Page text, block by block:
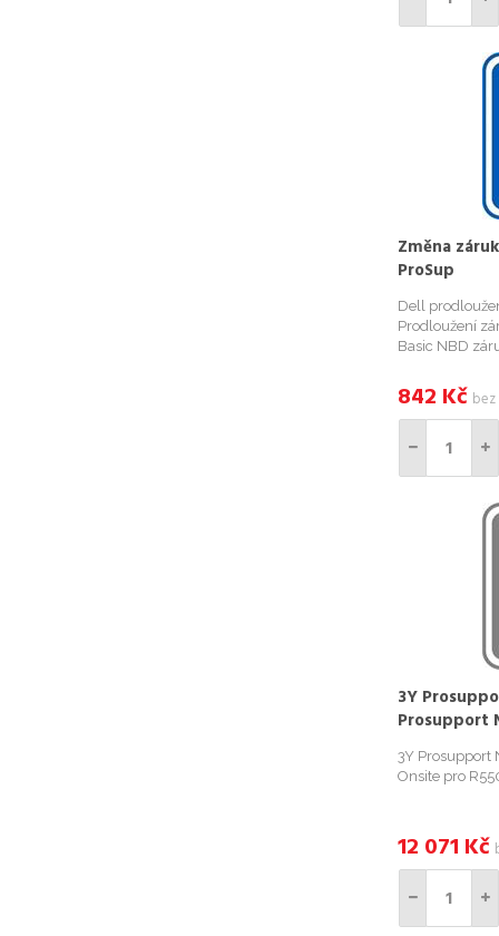
Změna
ProSup
Dell
Prodloužení
Basic NBD
potřebovat
Záruku je
842 Kč bez
3Y
Prosupport
3Y Prosupport
Onsite pro
12 071 Kč